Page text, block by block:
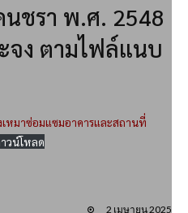
ชรา พ.ศ. 2548
จง ตามไฟล์แนบ
เหมาซ่อมแซมอาคารและสถานที่
วน์โหลด
2 เมษายน 2025